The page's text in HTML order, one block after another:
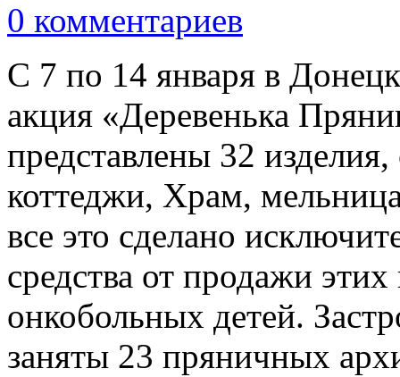
0 комментариев
С 7 по 14 января в
акция «Деревенька
представлены 32
коттеджи, Храм,
все это сделано
средства от продажи
онкобольных детей.
заняты 23 пряничных